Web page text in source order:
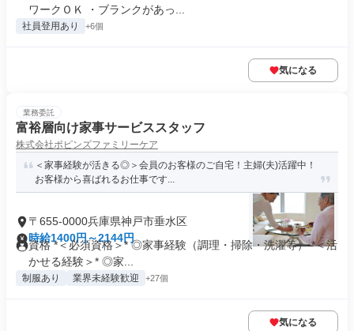
ワークＯＫ ・ブランクがあっ...
社員登用あり +6個
気になる
業務委託
富裕層向け家事サービススタッフ
株式会社ポピンズファミリーケア
＜家事経験が活きる◎＞会員のお客様のご自宅！主婦(夫)活躍中！
お客様から喜ばれるお仕事です...
〒655-0000兵庫県神戸市垂水区
時給1400円～2144円
資格 *＜必須資格＞* ◎家事経験（調理・掃除・洗濯等） *＜活
かせる経験＞* ◎家...
制服あり 業界未経験歓迎 +27個
気になる